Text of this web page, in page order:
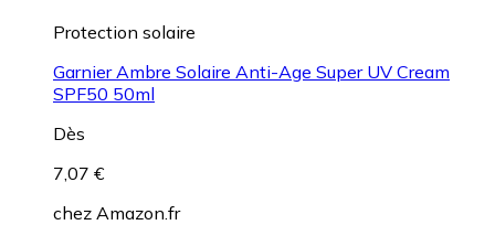
Protection solaire
Garnier Ambre Solaire Anti-Age Super UV Cream
SPF50 50ml
Dès
7,07 €
chez Amazon.fr